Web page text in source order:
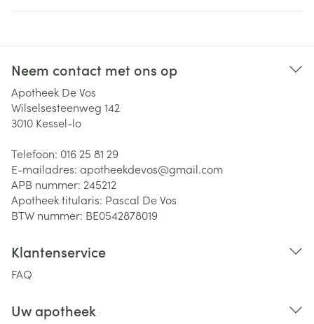
Neem contact met ons op
Apotheek De Vos
Wilselsesteenweg 142
3010 Kessel-lo
Telefoon: 016 25 81 29
E-mailadres: apotheekdevos@gmail.com
APB nummer: 245212
Apotheek titularis: Pascal De Vos
BTW nummer: BE0542878019
Klantenservice
FAQ
Uw apotheek